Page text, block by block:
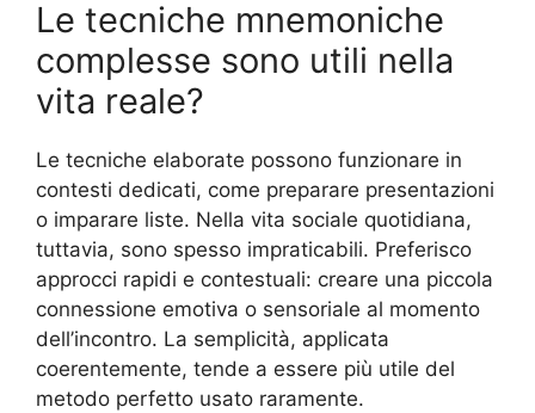
Le tecniche mnemoniche
complesse sono utili nella
vita reale?
Le tecniche elaborate possono funzionare in
contesti dedicati, come preparare presentazioni
o imparare liste. Nella vita sociale quotidiana,
tuttavia, sono spesso impraticabili. Preferisco
approcci rapidi e contestuali: creare una piccola
connessione emotiva o sensoriale al momento
dell’incontro. La semplicità, applicata
coerentemente, tende a essere più utile del
metodo perfetto usato raramente.